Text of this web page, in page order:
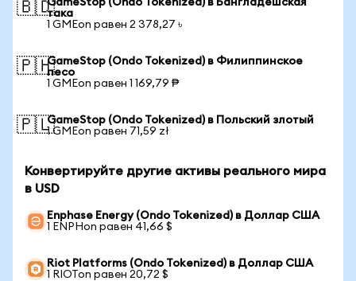
🇧🇩GameStop (Ondo Tokenized) в Бангладешская
така
1 GMEon равен 2 378,27 ৳
🇵🇭GameStop (Ondo Tokenized) в Филиппинское
песо
1 GMEon равен 1 169,79 ₱
🇵🇱GameStop (Ondo Tokenized) в Польский злотый
1 GMEon равен 71,59 zł
Конвертируйте другие активы реального мира
в USD
Enphase Energy (Ondo Tokenized) в Доллар США
1 ENPHon равен 41,66 $
Riot Platforms (Ondo Tokenized) в Доллар США
1 RIOTon равен 20,72 $